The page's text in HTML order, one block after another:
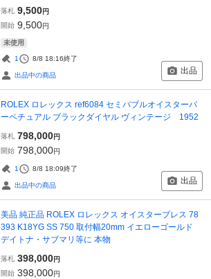
落札 9,500円
開始 9,500円
未使用
1 8/8 18:16終了
出品中の商品 出品
ROLEX ロレックス ref6084 セミバブルオイスターパ
ーペチュアル ブラックダイヤル ヴィンテージ 1952
落札 798,000円
開始 798,000円
1 8/8 18:09終了
出品中の商品 出品
美品 純正品 ROLEX ロレックス オイスターブレス 78
393 K18YG SS 750 取付幅20mm イエローゴールド
デイトナ・サブマリ等に 本物
落札 398,000円
開始 398,000円